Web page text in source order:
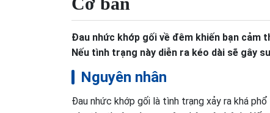
Đau nhức khớp gối về đêm khiến bạn cảm
Nếu tình trạng này diễn ra kéo dài sẽ gây
Nguyên nhân
Đau nhức khớp gối là tình trạng xảy ra khá